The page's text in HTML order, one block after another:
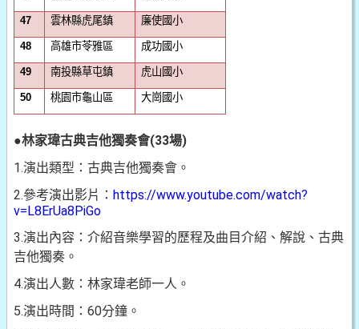
47 雲林縣虎尾鎮 廉使國小
48 高雄市苓雅區 成功國小
49 南投縣草屯鎮 虎山國小
50 桃園市龜山區 大崗國小
●林家瑋古典吉他獨奏會(33場)
1.演出類型：古典吉他獨奏會。
2.參考演出影片： https://www.youtube.com/watch?
v=L8ErUa8PiGo
3.演出內容：介紹音樂學習的歷程及曲目介紹、解說、古典
吉他獨奏。
4.演出人數：林家瑋老師一人。
5.演出時間：60分鐘。